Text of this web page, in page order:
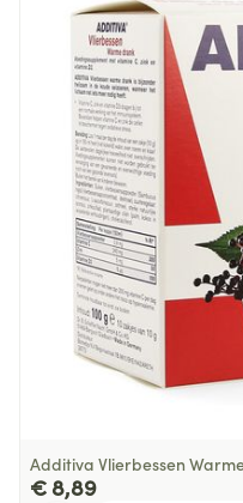
Diepte 106 mm
Hoeveelheid
Verpakking
Behoud
Additiva Vlierbessen
€ 8,89